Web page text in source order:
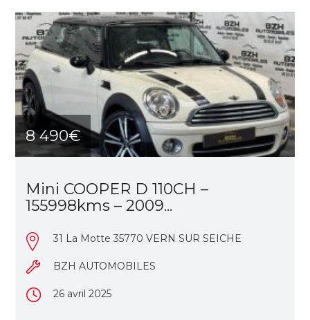
8 490€
Mini COOPER D 110CH –
155998kms – 2009...
31 La Motte 35770 VERN SUR SEICHE
BZH AUTOMOBILES
26 avril 2025